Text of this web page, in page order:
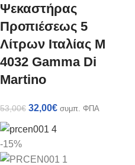
Ψεκαστήρας
Προπιέσεως 5
Λίτρων Ιταλίας Μ
4032 Gamma Di
Martino
53,00€ 32,00€ συμπ. ΦΠΑ
-15%